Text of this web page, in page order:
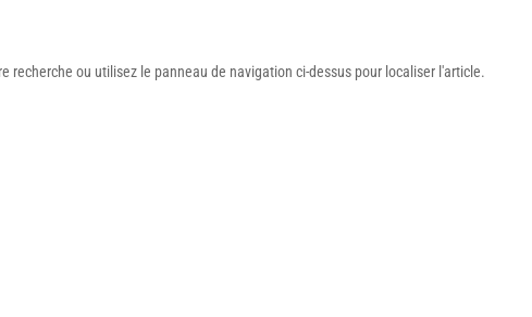
recherche ou utilisez le panneau de navigation ci-dessus pour localiser l'article.